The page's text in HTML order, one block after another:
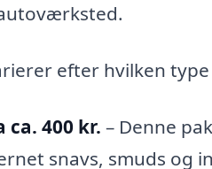
efter hvilken type
400 kr. – Denne
snavs, smuds og